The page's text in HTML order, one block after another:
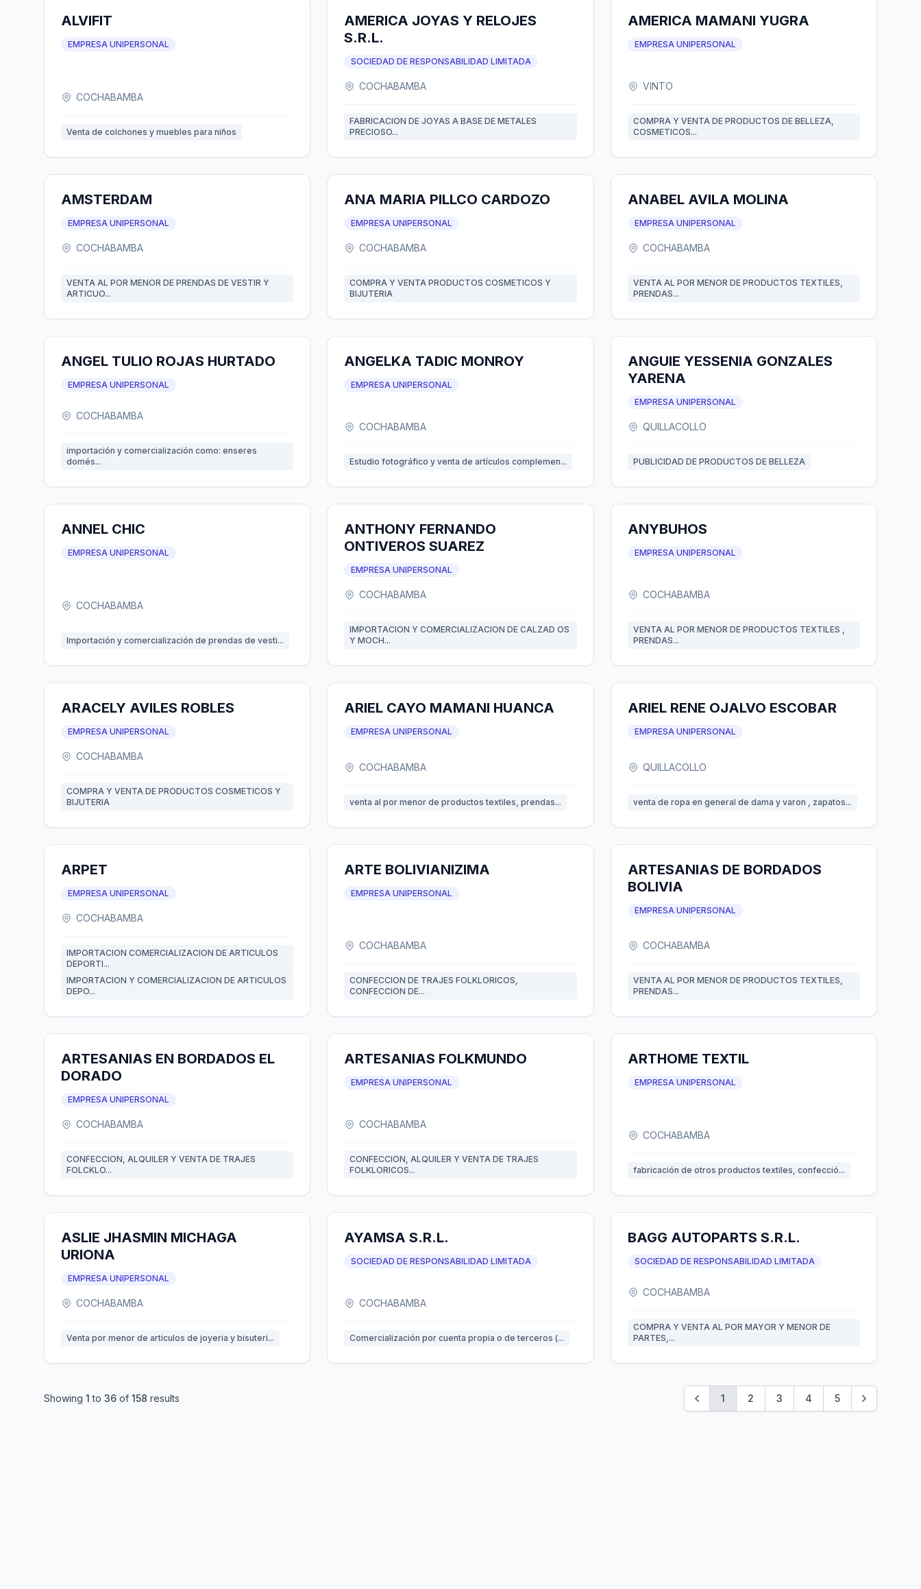
ALVIFIT
EMPRESA UNIPERSONAL
COCHABAMBA
Venta de colchones y muebles para niños
AMERICA JOYAS Y RELOJES
S.R.L.
SOCIEDAD DE RESPONSABILIDAD LIMITADA
COCHABAMBA
FABRICACION DE JOYAS A BASE DE METALES
PRECIOSO...
AMERICA MAMANI YUGRA
EMPRESA UNIPERSONAL
VINTO
COMPRA Y VENTA DE PRODUCTOS DE BELLEZA,
COSMETICOS...
AMSTERDAM
EMPRESA UNIPERSONAL
COCHABAMBA
VENTA AL POR MENOR DE PRENDAS DE VESTIR Y
ARTICUO...
ANA MARIA PILLCO CARDOZO
EMPRESA UNIPERSONAL
COCHABAMBA
COMPRA Y VENTA PRODUCTOS COSMETICOS Y
BIJUTERIA
ANABEL AVILA MOLINA
EMPRESA UNIPERSONAL
COCHABAMBA
VENTA AL POR MENOR DE PRODUCTOS TEXTILES,
PRENDAS...
ANGEL TULIO ROJAS HURTADO
EMPRESA UNIPERSONAL
COCHABAMBA
importación y comercialización como: enseres
domés...
ANGELKA TADIC MONROY
EMPRESA UNIPERSONAL
COCHABAMBA
Estudio fotográfico y venta de artículos complemen...
ANGUIE YESSENIA GONZALES
YARENA
EMPRESA UNIPERSONAL
QUILLACOLLO
PUBLICIDAD DE PRODUCTOS DE BELLEZA
ANNEL CHIC
EMPRESA UNIPERSONAL
COCHABAMBA
Importación y comercialización de prendas de vesti...
ANTHONY FERNANDO
ONTIVEROS SUAREZ
EMPRESA UNIPERSONAL
COCHABAMBA
IMPORTACION Y COMERCIALIZACION DE CALZAD OS
Y MOCH...
ANYBUHOS
EMPRESA UNIPERSONAL
COCHABAMBA
VENTA AL POR MENOR DE PRODUCTOS TEXTILES ,
PRENDAS...
ARACELY AVILES ROBLES
EMPRESA UNIPERSONAL
COCHABAMBA
COMPRA Y VENTA DE PRODUCTOS COSMETICOS Y
BIJUTERIA
ARIEL CAYO MAMANI HUANCA
EMPRESA UNIPERSONAL
COCHABAMBA
venta al por menor de productos textiles, prendas...
ARIEL RENE OJALVO ESCOBAR
EMPRESA UNIPERSONAL
QUILLACOLLO
venta de ropa en general de dama y varon , zapatos...
ARPET
EMPRESA UNIPERSONAL
COCHABAMBA
IMPORTACION COMERCIALIZACION DE ARTICULOS
DEPORTI...
IMPORTACION Y COMERCIALIZACION DE ARTICULOS
DEPO...
ARTE BOLIVIANIZIMA
EMPRESA UNIPERSONAL
COCHABAMBA
CONFECCION DE TRAJES FOLKLORICOS,
CONFECCION DE...
ARTESANIAS DE BORDADOS
BOLIVIA
EMPRESA UNIPERSONAL
COCHABAMBA
VENTA AL POR MENOR DE PRODUCTOS TEXTILES,
PRENDAS...
ARTESANIAS EN BORDADOS EL
DORADO
EMPRESA UNIPERSONAL
COCHABAMBA
CONFECCION, ALQUILER Y VENTA DE TRAJES
FOLCKLO...
ARTESANIAS FOLKMUNDO
EMPRESA UNIPERSONAL
COCHABAMBA
CONFECCION, ALQUILER Y VENTA DE TRAJES
FOLKLORICOS...
ARTHOME TEXTIL
EMPRESA UNIPERSONAL
COCHABAMBA
fabricación de otros productos textiles, confecció...
ASLIE JHASMIN MICHAGA
URIONA
EMPRESA UNIPERSONAL
COCHABAMBA
Venta por menor de articulos de joyeria y bisuteri...
AYAMSA S.R.L.
SOCIEDAD DE RESPONSABILIDAD LIMITADA
COCHABAMBA
Comercialización por cuenta propia o de terceros (...
BAGG AUTOPARTS S.R.L.
SOCIEDAD DE RESPONSABILIDAD LIMITADA
COCHABAMBA
COMPRA Y VENTA AL POR MAYOR Y MENOR DE
PARTES,...
Showing 1 to 36 of 158 results 1 2 3 4 5